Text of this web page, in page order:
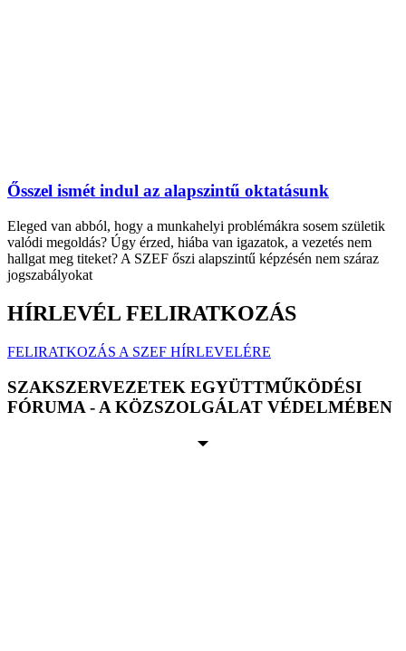
Ősszel ismét indul az alapszintű oktatásunk
Eleged van abból, hogy a munkahelyi problémákra sosem születik
valódi megoldás? Úgy érzed, hiába van igazatok, a vezetés nem
hallgat meg titeket? A SZEF őszi alapszintű képzésén nem száraz
jogszabályokat
HÍRLEVÉL FELIRATKOZÁS
FELIRATKOZÁS A SZEF HÍRLEVELÉRE
SZAKSZERVEZETEK EGYÜTTMŰKÖDÉSI
FÓRUMA - A KÖZSZOLGÁLAT VÉDELMÉBEN